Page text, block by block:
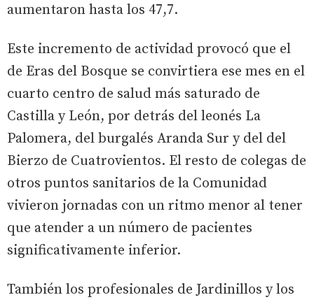
aumentaron hasta los 47,7.
Este incremento de actividad provocó que el
de Eras del Bosque se convirtiera ese mes en el
cuarto centro de salud más saturado de
Castilla y León, por detrás del leonés La
Palomera, del burgalés Aranda Sur y del del
Bierzo de Cuatrovientos. El resto de colegas de
otros puntos sanitarios de la Comunidad
vivieron jornadas con un ritmo menor al tener
que atender a un número de pacientes
significativamente inferior.
También los profesionales de Jardinillos y los